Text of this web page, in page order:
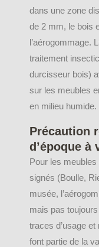
dans une zone
de 2 mm, le bois
l’aérogommage.
traitement
durcisseur bois)
sur les meubles
en milieu humide.
Précaution
d’époque à
Pour les
signés (Boulle,
musée,
mais pas toujours
traces d’usage
font partie de la